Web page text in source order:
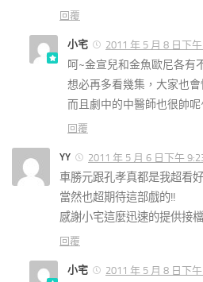
回覆
小宅 2011 年 5 月 8 日下
呵~金宣兒和金魚歐尼各有
想必再多看幾集，大家也
而且劇中的中醫師也很帥
回覆
YY 2011 年 5 月 6 日下午
車勝元跟孔孝真都是我超看
當然也超期待這部戲的!!
感謝小宅這麼迅速的提供接
回覆
小宅 2011 年 5 月 8 日下